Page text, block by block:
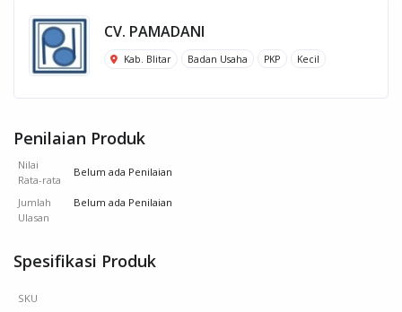
CV. PAMADANI
Kab. Blitar Badan Usaha PKP Kecil
Penilaian Produk
Nilai
Rata-rata
Belum ada Penilaian
Jumlah
Ulasan
Belum ada Penilaian
Spesifikasi Produk
SKU